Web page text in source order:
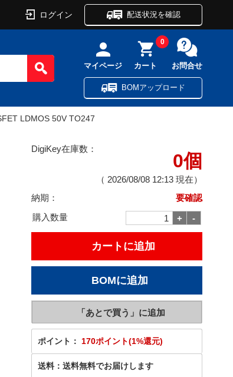
ログイン 配送状況を確認
マイページ カート
0
お問合せ
BOMアップロード
LDMOS 50V TO247
DigiKey在庫数：
0個
（ 2026/08/08 12:13 現在）
納期：
要確認
購入数量
ポイント： 170ポイント(1%還元)
送料： 送料無料でお届けします